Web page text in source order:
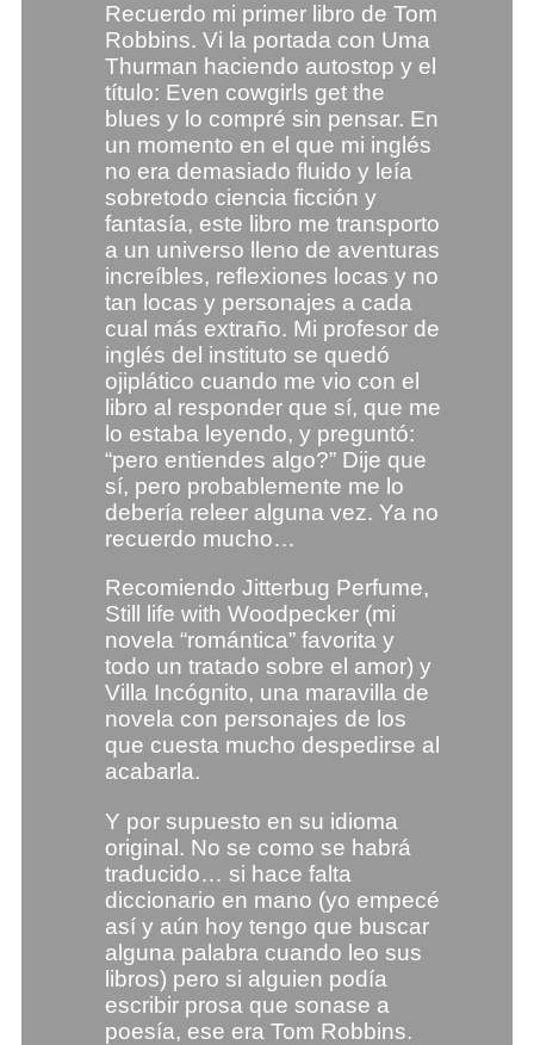
Recuerdo mi primer libro de Tom
Robbins. Vi la portada con Uma
Thurman haciendo autostop y el
título: Even cowgirls get the
blues y lo compré sin pensar. En
un momento en el que mi inglés
no era demasiado fluido y leía
sobretodo ciencia ficción y
fantasía, este libro me transporto
a un universo lleno de aventuras
increíbles, reflexiones locas y no
tan locas y personajes a cada
cual más extraño. Mi profesor de
inglés del instituto se quedó
ojiplático cuando me vio con el
libro al responder que sí, que me
lo estaba leyendo, y preguntó:
“pero entiendes algo?” Dije que
sí, pero probablemente me lo
debería releer alguna vez. Ya no
recuerdo mucho…
Recomiendo Jitterbug Perfume,
Still life with Woodpecker (mi
novela “romántica” favorita y
todo un tratado sobre el amor) y
Villa Incógnito, una maravilla de
novela con personajes de los
que cuesta mucho despedirse al
acabarla.
Y por supuesto en su idioma
original. No se como se habrá
traducido… si hace falta
diccionario en mano (yo empecé
así y aún hoy tengo que buscar
alguna palabra cuando leo sus
libros) pero si alguien podía
escribir prosa que sonase a
poesía, ese era Tom Robbins.